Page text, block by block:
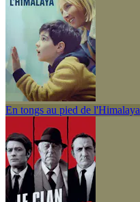
En tongs au pied de l'Himalaya